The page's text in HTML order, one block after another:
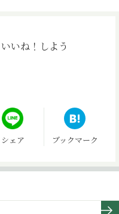
いいね！しよう
シェア ブックマーク